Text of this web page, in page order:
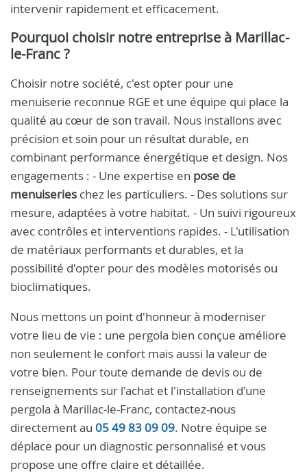
intervenir rapidement et efficacement.
Pourquoi choisir notre entreprise à Marillac-
le-Franc ?
Choisir notre société, c'est opter pour une
menuiserie reconnue RGE et une équipe qui place la
qualité au cœur de son travail. Nous installons avec
précision et soin pour un résultat durable, en
combinant performance énergétique et design. Nos
engagements : - Une expertise en pose de
menuiseries chez les particuliers. - Des solutions sur
mesure, adaptées à votre habitat. - Un suivi rigoureux
avec contrôles et interventions rapides. - L'utilisation
de matériaux performants et durables, et la
possibilité d'opter pour des modèles motorisés ou
bioclimatiques.
Nous mettons un point d'honneur à moderniser
votre lieu de vie : une pergola bien conçue améliore
non seulement le confort mais aussi la valeur de
votre bien. Pour toute demande de devis ou de
renseignements sur l'achat et l'installation d'une
pergola à Marillac-le-Franc, contactez-nous
directement au 05 49 83 09 09. Notre équipe se
déplace pour un diagnostic personnalisé et vous
propose une offre claire et détaillée.